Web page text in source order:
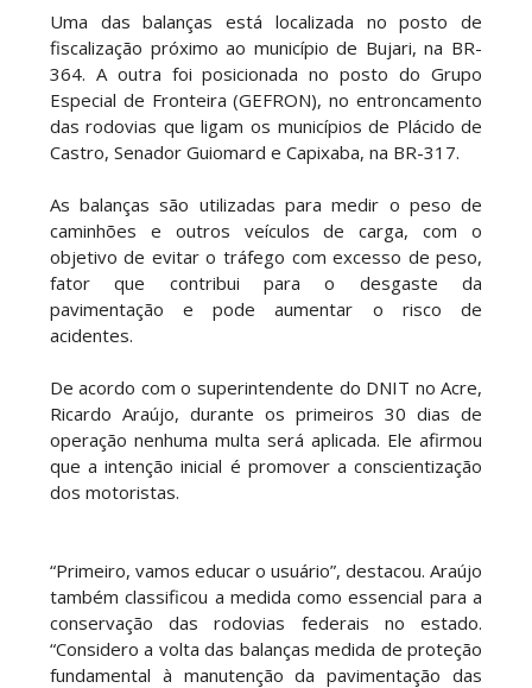
Uma das balanças está localizada no posto de
fiscalização próximo ao município de Bujari, na BR-
364. A outra foi posicionada no posto do Grupo
Especial de Fronteira (GEFRON), no entroncamento
das rodovias que ligam os municípios de Plácido de
Castro, Senador Guiomard e Capixaba, na BR-317.
As balanças são utilizadas para medir o peso de
caminhões e outros veículos de carga, com o
objetivo de evitar o tráfego com excesso de peso,
fator que contribui para o desgaste da
pavimentação e pode aumentar o risco de
acidentes.
De acordo com o superintendente do DNIT no Acre,
Ricardo Araújo, durante os primeiros 30 dias de
operação nenhuma multa será aplicada. Ele afirmou
que a intenção inicial é promover a conscientização
dos motoristas.
“Primeiro, vamos educar o usuário”, destacou. Araújo
também classificou a medida como essencial para a
conservação das rodovias federais no estado.
“Considero a volta das balanças medida de proteção
fundamental à manutenção da pavimentação das